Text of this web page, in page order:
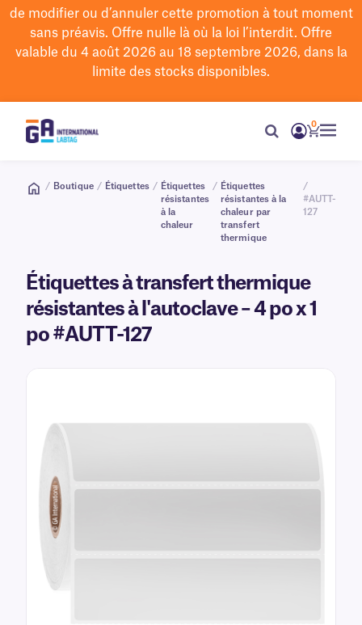
de modifierou d’annuler cette promotion à tout moment
sans préavis. Offre nulle là où la loi l’interdit. Offre
valable du 4 août 2026 au 18 septembre 2026, dans la
limite des stocks disponibles.
0
/ Boutique / Étiquettes / Étiquettes
résistantes
à la
chaleur
/ Étiquettes
résistantes à la
chaleur par
transfert
thermique
/
#AUTT-
127
Étiquettes à transfert thermique
résistantes à l'autoclave – 4 po x 1
po #AUTT-127